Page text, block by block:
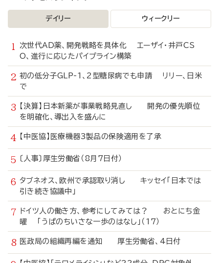
デイリー ウィークリー
次世代AD薬、開発戦略を具体化 エーザイ・井戸CS
O、進行に応じたパイプライン構築
初の低分子GLP-1、2型糖尿病でも申請 リリー、日米
で
【決算】日本新薬が事業戦略見直し 開発の優先順位
を明確化、導出入を盛んに
【中医協】医療機器3製品の保険適用を了承
〔人事〕厚生労働省（8月7日付）
タブネオス、欧州で承認取り消し キッセイ「日本では
引き続き協議中」
ドイツ人の働き方、参考にしてみては？ おとにち金
曜 「うぱのちいさな一歩のはなし」（17）
医政局の組織再編を通知 厚生労働省、4日付